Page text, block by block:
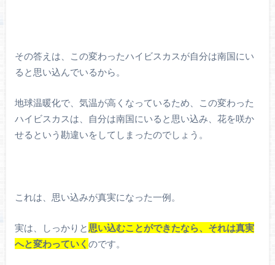
その答えは、この変わったハイビスカスが自分は南国にい
ると思い込んでいるから。
地球温暖化で、気温が高くなっているため、この変わった
ハイビスカスは、自分は南国にいると思い込み、花を咲か
せるという勘違いをしてしまったのでしょう。
これは、思い込みが真実になった一例。
実は、しっかりと思い込むことができたなら、それは真実
へと変わっていく のです。